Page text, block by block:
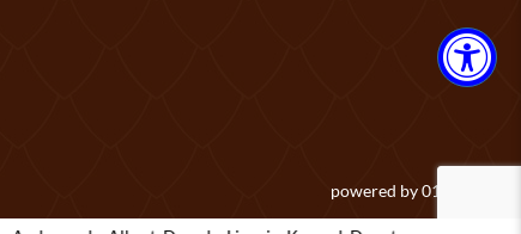
powered by01studio.eu